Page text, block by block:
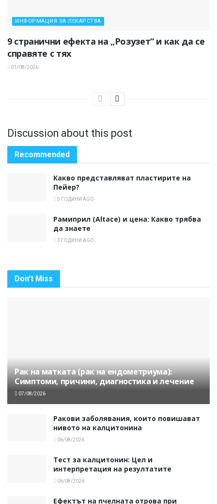
ИНФОРМАЦИЯ ЗА ЛЕКАРСТВА
9 странични ефекта на „Розузет“ и как да се
справяте с тях
01/08/2026
Discussion about this post
Recommended
Какво представляват пластирите на
Пейер?
5 ГОДИНИ AGO
Рамиприл (Altace) и цена: Какво трябва
да знаете
3 ГОДИНИ AGO
Don't Miss
Рак на матката (рак на ендометриума):
Симптоми, причини, диагностика и лечение
07/08/2026
Ракови заболявания, които повишават
нивото на калцитонина
06/08/2026
Тест за калцитонин: Цел и
интерпретация на резултатите
06/08/2026
Ефектът на пчелната отрова при